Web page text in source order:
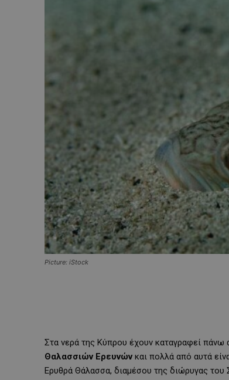
Picture: iStock
Στα νερά της Κύπρου έχουν καταγραφεί πάνω
Θαλασσιών Ερευνών και πολλά από αυτά
Ερυθρά Θάλασσα, διαμέσου της διώρυγας του